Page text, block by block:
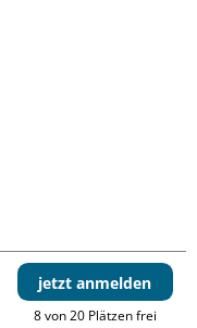
jetzt anmelden
8 von 20 Plätzen frei